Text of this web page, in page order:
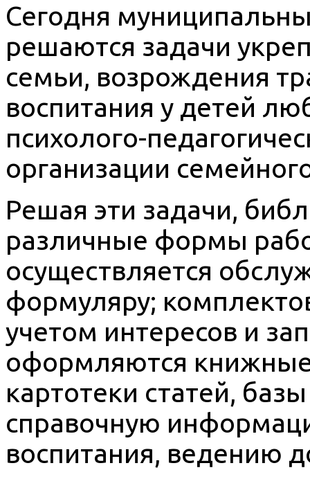
Сегодня
решаются задачи
семьи, возрождения
воспитания у детей
психолого-
организации
Решая эти задачи,
различные формы
осуществляется
формуляру;
учетом интересов и
оформляются книжные
картотеки статей,
справочную
воспитания, ведению